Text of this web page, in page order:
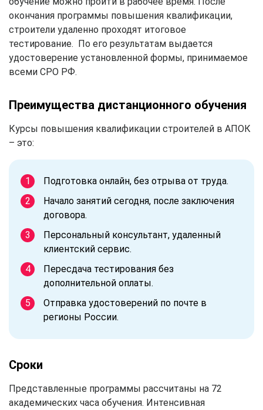
окончания программы повышения квалификации,
строители удаленно проходят итоговое
тестирование. По его результатам выдается
удостоверение установленной формы, принимаемое
всеми СРО РФ.
Преимущества дистанционного обучения
Курсы повышения квалификации строителей в АПОК
– это:
Подготовка онлайн, без отрыва от труда.
Начало занятий сегодня, после заключения
договора.
Персональный консультант, удаленный
клиентский сервис.
Пересдача тестирования без
дополнительной оплаты.
Отправка удостоверений по почте в
регионы России.
Сроки
Представленные программы рассчитаны на 72
академических часа обучения. Интенсивная